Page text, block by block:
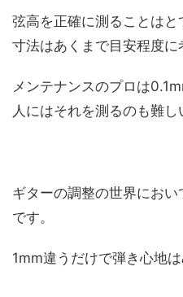
弦高を正確に測ることは
寸法はあくまで目安程度に
メンテナンスのプロは
人にはそれを測るのも難し
ギターの調整の世界にお
です。
1mm違うだけで弾き心地